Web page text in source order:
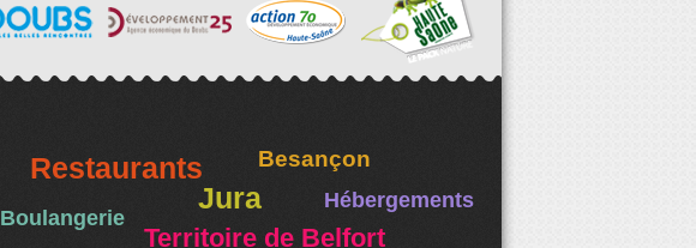
Restaurants Besançon
Jura Hébergements
Boulangerie
Territoire de Belfort